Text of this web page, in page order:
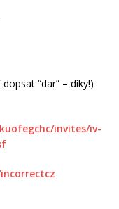
“dar” – díky!)
invites/iv-